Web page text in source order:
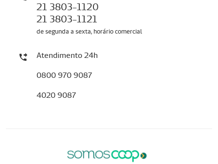
21 3803-1120
21 3803-1121
de segunda a sexta, horário comercial
Atendimento 24h
0800 970 9087
4020 9087